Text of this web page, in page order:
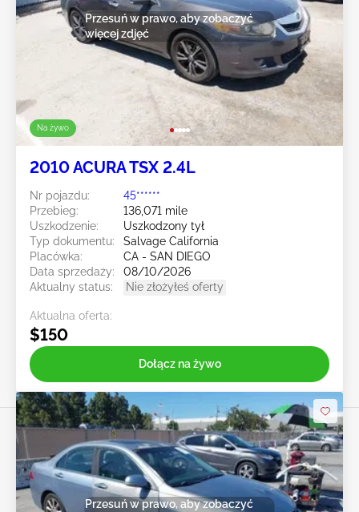
Na żywo
Przesuń w prawo, aby zobaczyć
więcej zdjęć
2010 ACURA TSX 2.4L
Nr pojazdu:
45******
Przebieg:
136,071 mile
Uszkodzenie:
Uszkodzony tył
Typ dokumentu:
Salvage California
Placówka:
CA - SAN DIEGO
Data sprzedaży:
08/10/2026
Aktualny status:
Nie złożyłeś oferty
Aktualna oferta:
$150
Dołącz na żywo
Przesuń w prawo, aby zobaczyć